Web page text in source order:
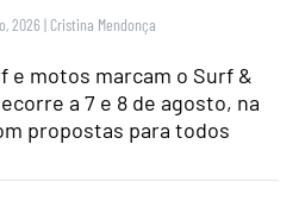
2026 | Cristina Mendonça
e motos marcam o Surf &
a 7 e 8 de agosto, na
propostas para todos